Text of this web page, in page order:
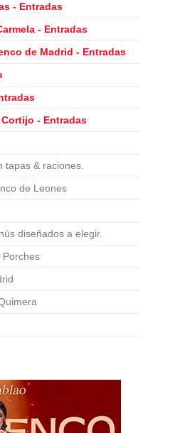
- Entradas
- Entradas
de Madrid - Entradas
- Entradas
tapas & raciones.
de Leones
diseñados a elegir.
Porches